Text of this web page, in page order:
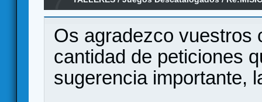
Os agradezco vuestros
cantidad de peticiones
sugerencia importante,